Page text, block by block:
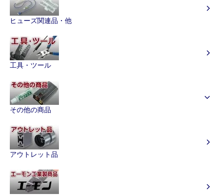
ヒューズ関連品・他
工具・ツール
その他の商品
アウトレット品